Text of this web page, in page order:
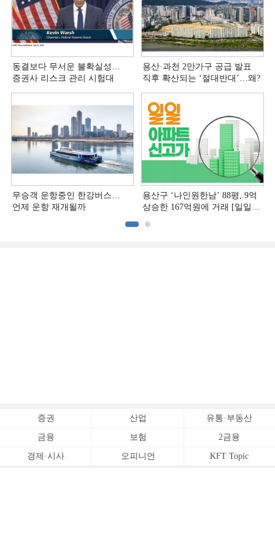
동결보다 무서운 불확실성…
증권사 리스크 관리 시험대
용산·과천 2만가구 공급 발표
직후 확산되는 ‘절대반대’…왜?
무승객 운항중인 한강버스…
언제 운항 재개될까
용산구 ‘나인원한남’ 88평, 9억
상승한 167억원에 거래 [일일
증권 산업 유통·부동산
금융 보험 2금융
경제·시사 오피니언 KFT Topic